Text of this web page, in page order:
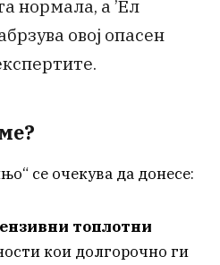
нормала, а ’Ел
овој опасен
се очекува да донесе:
топлотни
кои долгорочно ги